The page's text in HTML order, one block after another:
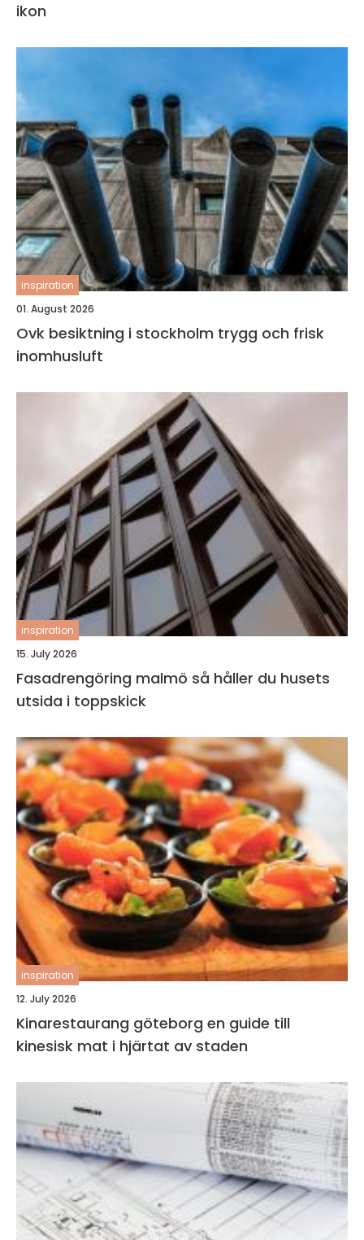
ikon
inspiration
01. August 2026
Ovk besiktning i stockholm trygg och frisk
inomhusluft
inspiration
15. July 2026
Fasadrengöring malmö så håller du husets
utsida i toppskick
inspiration
12. July 2026
Kinarestaurang göteborg en guide till
kinesisk mat i hjärtat av staden